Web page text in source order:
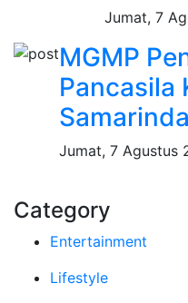
Jumat, 7
MGMP
Pancasila
Jumat, 7 Agustus
Category
Entertainment
Lifestyle